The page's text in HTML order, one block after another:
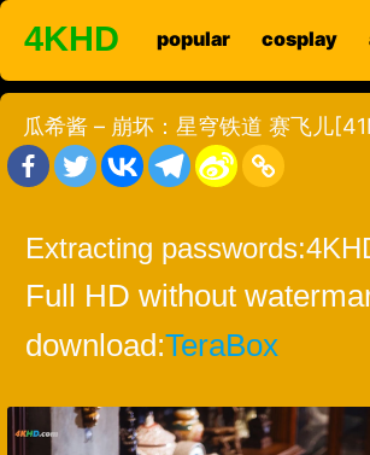
Skip
content
4KHD popular cosplay
瓜希酱 – 崩坏：星穹铁道 赛飞儿
Extracting passwords:
Full HD without
download:TeraBox